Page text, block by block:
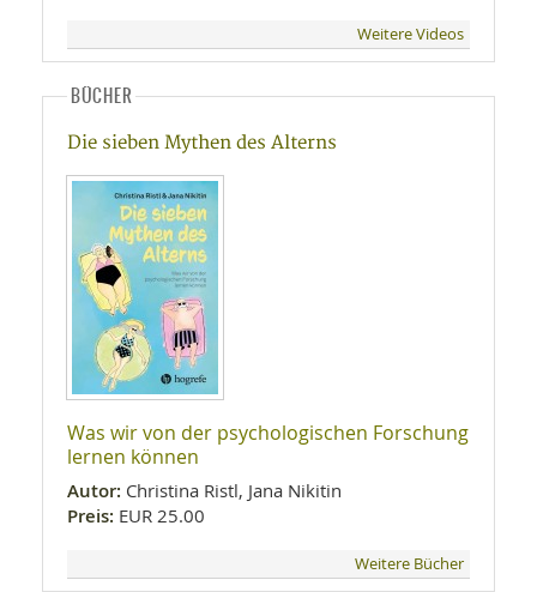
Weitere Videos
BÜCHER
Die sieben Mythen des Alterns
Was wir von der psychologischen Forschung
lernen können
Autor: Christina Ristl, Jana Nikitin
Preis: EUR 25.00
Weitere Bücher